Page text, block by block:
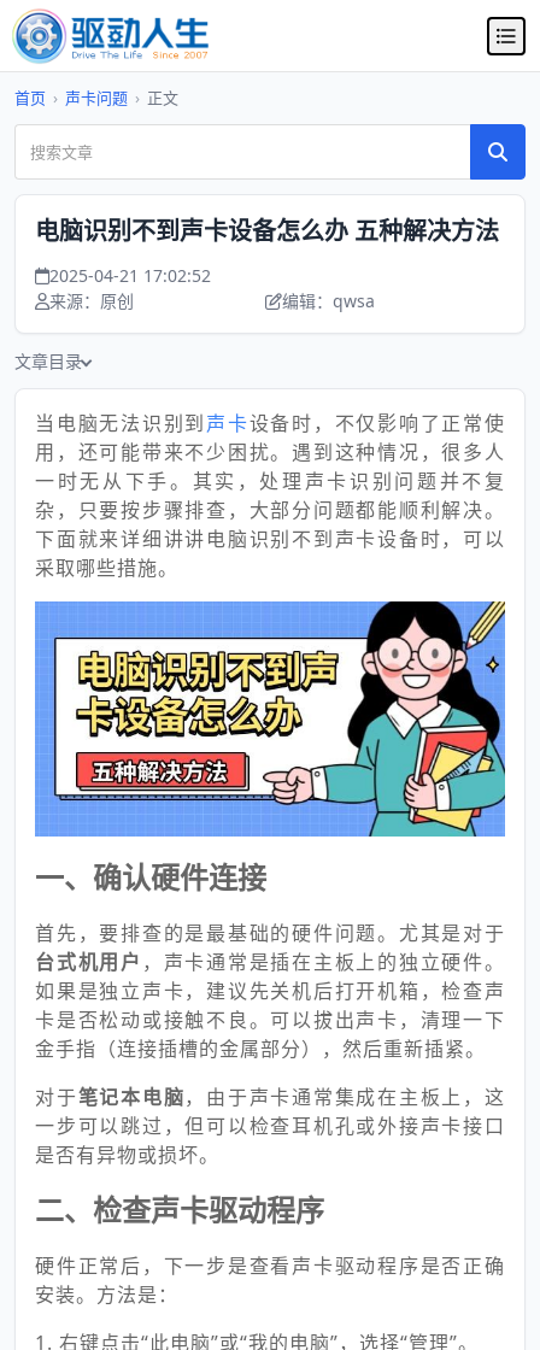
首页 › 声卡问题 › 正文
电脑识别不到声卡设备怎么办 五种解决方法
2025-04-21 17:02:52
来源：原创
编辑：qwsa
文章目录
当电脑无法识别到声卡设备时，不仅影响了正常使
用，还可能带来不少困扰。遇到这种情况，很多人
一时无从下手。其实，处理声卡识别问题并不复
杂，只要按步骤排查，大部分问题都能顺利解决。
下面就来详细讲讲电脑识别不到声卡设备时，可以
采取哪些措施。
一、确认硬件连接
首先，要排查的是最基础的硬件问题。尤其是对于
台式机用户 ，声卡通常是插在主板上的独立硬件。
如果是独立声卡，建议先关机后打开机箱，检查声
卡是否松动或接触不良。可以拔出声卡，清理一下
金手指（连接插槽的金属部分），然后重新插紧。
对于笔记本电脑，由于声卡通常集成在主板上，这
一步可以跳过，但可以检查耳机孔或外接声卡接口
是否有异物或损坏。
二、检查声卡驱动程序
硬件正常后，下一步是查看声卡驱动程序是否正确
安装。方法是：
1. 右键点击“此电脑”或“我的电脑”，选择“管理”。